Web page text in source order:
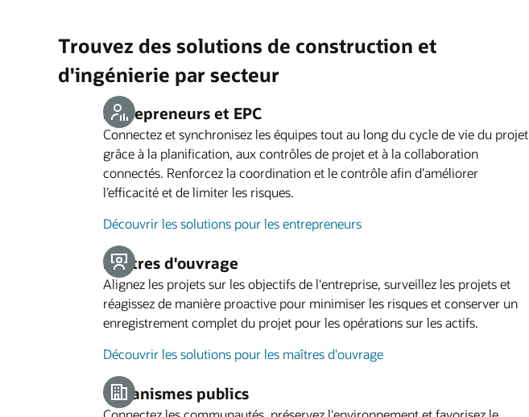
Trouvez des solutions de construction et
d'ingénierie par secteur
Entrepreneurs et EPC
Connectez et synchronisez les équipes tout au long du cycle de vie du projet
grâce à la planification, aux contrôles de projet et à la collaboration
connectés. Renforcez la coordination et le contrôle afin d’améliorer
l’efficacité et de limiter les risques.
Découvrir les solutions pour les entrepreneurs
Maîtres d'ouvrage
Alignez les projets sur les objectifs de l'entreprise, surveillez les projets et
réagissez de manière proactive pour minimiser les risques et conserver un
enregistrement complet du projet pour les opérations sur les actifs.
Découvrir les solutions pour les maîtres d'ouvrage
Organismes publics